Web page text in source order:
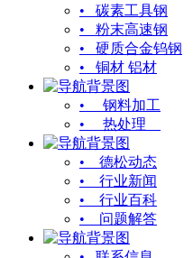
• 碳素工具钢
• 粉末高速钢
• 硬质合金钨钢
• 铜材 铝材
• 钢料加工
• 热处理
• 德松动态
• 行业新闻
• 行业百科
• 问题解答